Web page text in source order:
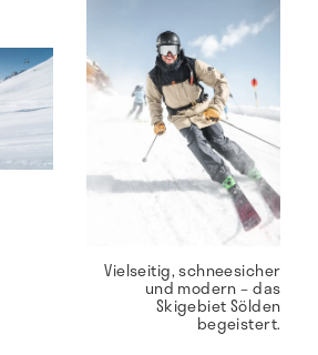
Vielseitig, schneesicher
und modern – das
Skigebiet Sölden
begeistert.